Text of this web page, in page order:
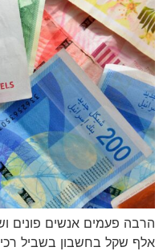
אלף שקל בחשבון בשביל